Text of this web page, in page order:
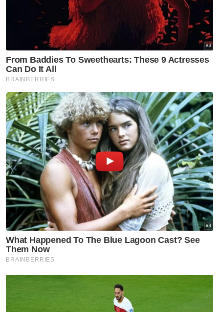
Kenyataan tersebut turut disokong oleh
Telaga Undang, Sarifah Norzaidah Al-Qadri
yang berkata, tindakan Mubarak bukan saja
tidak sah, malah disifatkan sebagai satu
penderhakaan terhadap Yang di-Pertuan
Besar Negeri Sembilan dan sewajarnya
dikenakan tindakan Undang-Undang.
Episod berkaitan institusi Beraja di Negeri
Sembilan ini mula timbul apabila Waris Luak
Sungei Ujong mengeluarkan kenyataan
bertarikh 18 Mac dmemaklumkan Mubarak
dilucutkan jawatan sebagai penyandang
pesaka Datuk Klana Petra Undang Luak
Sungei Ujong ke-10 selepas didakwa
melanggar hukum syarak dan adat.
Kenyataan itu dikeluarkan oleh Tua Lembaga
Waris di-Darat, Datuk Andulika Mandalika
keizinan dan persetujuan Ibu Soko Klana
Hulu dan Anak.